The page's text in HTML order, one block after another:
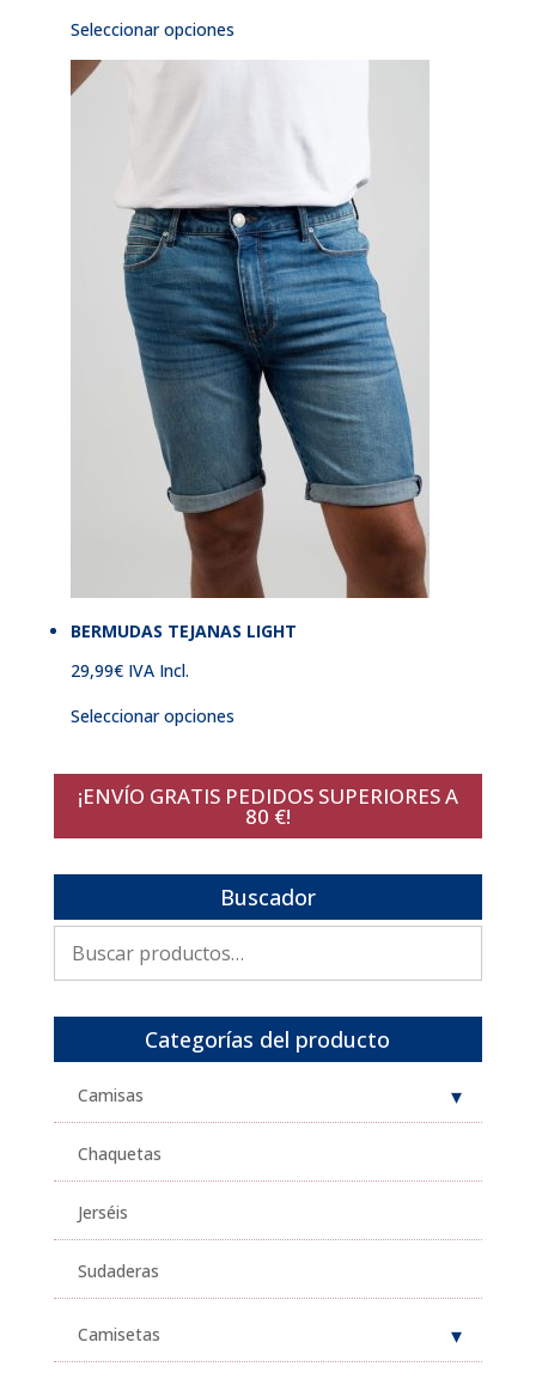
Seleccionar opciones
BERMUDAS TEJANAS LIGHT
29,99€ IVA Incl.
Seleccionar opciones
¡ENVÍO GRATIS PEDIDOS SUPERIORES A
80 €!
Buscador
por:
Categorías del producto
Camisas
Chaquetas
Jerséis
Sudaderas
Camisetas